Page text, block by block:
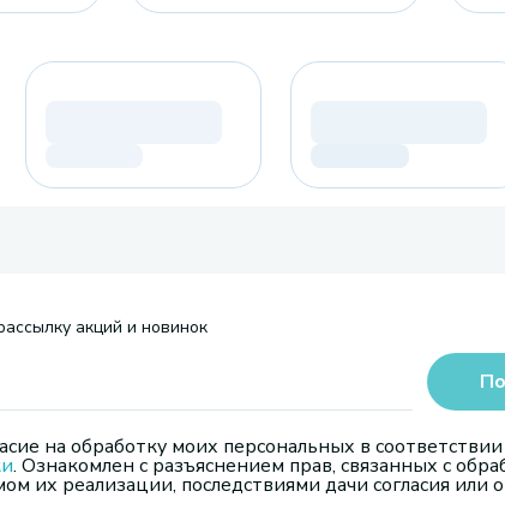
акций и новинок
на обработку моих персональных в
. Ознакомлен с разъяснением прав, связанных с
их реализации, последствиями дачи согласия или